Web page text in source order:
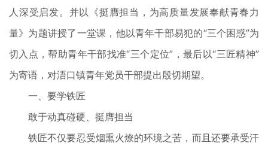
人深受启发。并以《挺膺担当，为高质量发展奉献青春力
量》为题讲授了一堂课，他以青年干部易犯的“三个困惑”为
切入点，帮助青年干部找准“三个定位”，最后以“三匠精神”
为寄语，对浯口镇青年党员干部提出殷切期望。
一、要学铁匠
敢于动真碰硬、挺膺担当
铁匠不仅要忍受烟熏火燎的环境之苦，而且还要承受汗